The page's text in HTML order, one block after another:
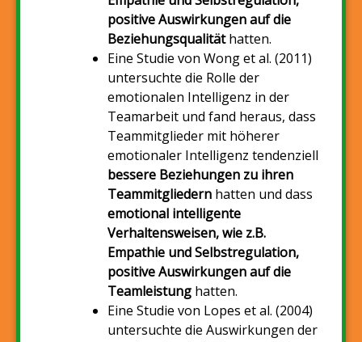
positive Auswirkungen auf die
Beziehungsqualitäthatten.
Eine Studie von Wong et al. (2011)
untersuchte die Rolle der
emotionalen Intelligenz in der
Teamarbeit und fand heraus, dass
Teammitglieder mit höherer
emotionaler Intelligenz tendenziell
bessere Beziehungen zu ihren
Teammitgliedern hatten und dass
emotional intelligente
Verhaltensweisen, wie z.B.
Empathie und Selbstregulation,
positive Auswirkungen auf die
Teamleistung hatten.
Eine Studie von Lopes et al. (2004)
untersuchte die Auswirkungen der